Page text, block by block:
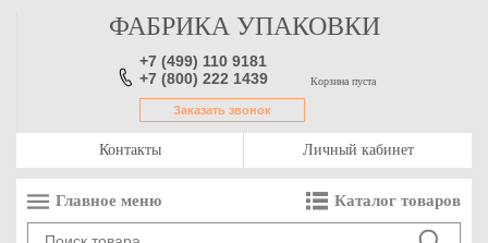
ФАБРИКА УПАКОВКИ
+7 (499) 110 9181
+7 (800) 222 1439
Заказать звонок
Корзина пуста
Контакты Личный кабинет
Главное меню Каталог товаров